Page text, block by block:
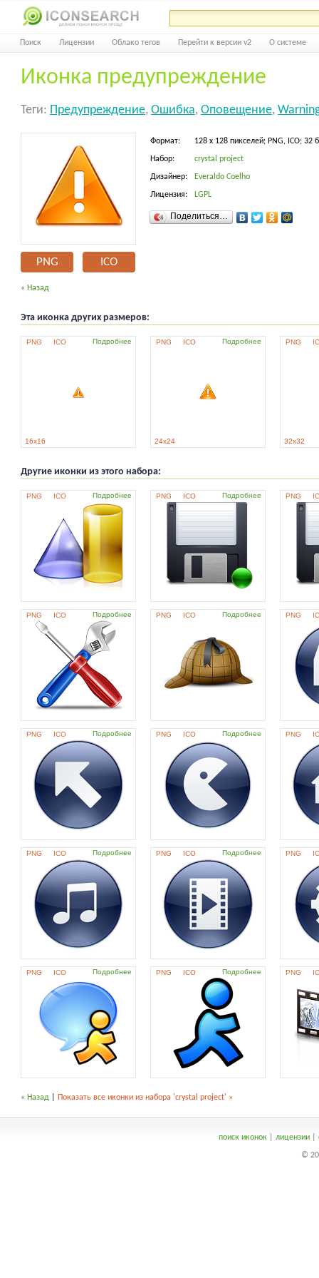
Поиск Лицензии Облако тегов Перейти к версии v2 О системе
Иконка предупреждение
Теги: Предупреждение, Ошибка, Оповещение,
PNG ICO
Формат: 128 x 128 пикселей; PNG, ICO; 32
Набор: crystal project
Дизайнер: Everaldo Coelho
Лицензия: LGPL
Поделиться…
« Назад
Эта иконка других размеров:
PNG ICO Подробнее
16x16
PNG ICO Подробнее
24x24
PNG
32x32
Другие иконки из этого набора:
PNG ICO Подробнее PNG ICO Подробнее PNG
PNG ICO Подробнее PNG ICO Подробнее PNG
PNG ICO Подробнее PNG ICO Подробнее PNG
PNG ICO Подробнее PNG ICO Подробнее PNG
PNG ICO Подробнее PNG ICO Подробнее PNG
« Назад Показать все иконки из набора 'crystal project' »
поиск иконок| лицензии|
©